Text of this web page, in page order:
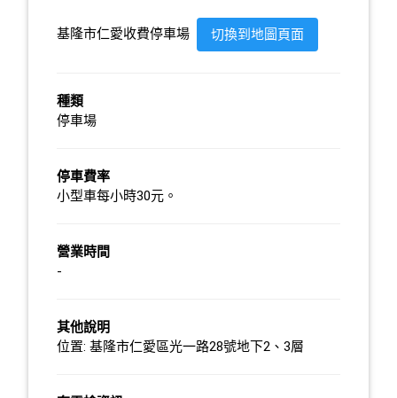
基隆市仁愛收費停車場 切換到地圖頁面
種類
停車場
停車費率
小型車每小時30元。
營業時間
-
其他說明
位置: 基隆市仁愛區光一路28號地下2、3層